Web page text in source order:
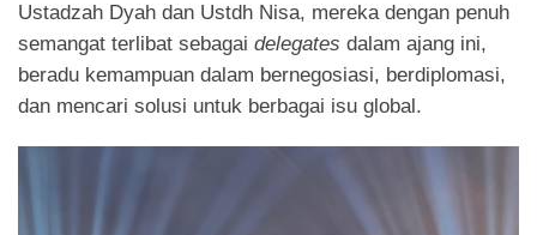
Ustadzah Dyah dan Ustdh Nisa, mereka dengan penuh
semangat terlibat sebagai delegates dalam ajang ini,
beradu kemampuan dalam bernegosiasi, berdiplomasi,
dan mencari solusi untuk berbagai isu global.